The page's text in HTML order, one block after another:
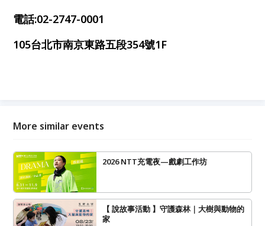
電話:02-2747-0001
105台北市南京東路五段354號1F
More similar events
2026 NTT充電夜—戲劇工作坊
【 說故事活動 】守護森林｜大樹與動物的
家